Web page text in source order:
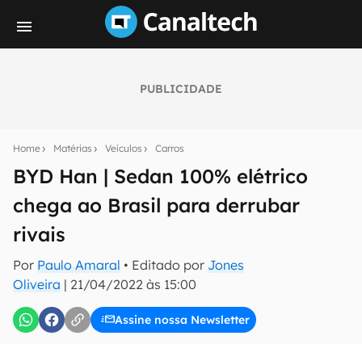
PUBLICIDADE
Home Matérias Veículos Carros
BYD Han | Sedan 100% elétrico
chega ao Brasil para derrubar
rivais
Por Paulo Amaral • Editado por Jones
Oliveira | 21/04/2022 às 15:00
Assine nossa Newsletter
notícias e reviews sobre tecnologia em primeira
mão.
E-mail
inscreva-se
Confirmo que li, aceito e concordo com os Termos de
Uso e Política de Privacidade do Canaltech.